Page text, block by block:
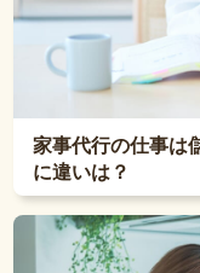
家事代行の仕事は
に違いは？